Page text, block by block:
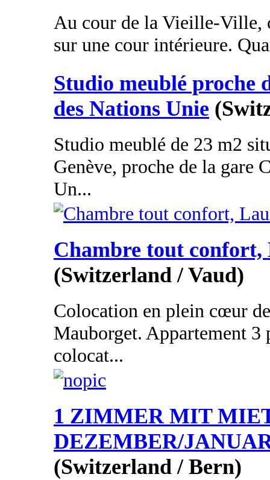
Au cour de la Vieille-Ville,
sur une cour intérieure.
Studio meublé proche
des Nations Unie
Studio meublé de 23 m2
Genève, proche de la gare
Un...
Chambre tout confort,
(Switzerland / Vaud)
Colocation en plein cœur
Mauborget. Appartement 3
colocat...
1 ZIMMER MIT
DEZEMBER/
(Switzerland / Bern)